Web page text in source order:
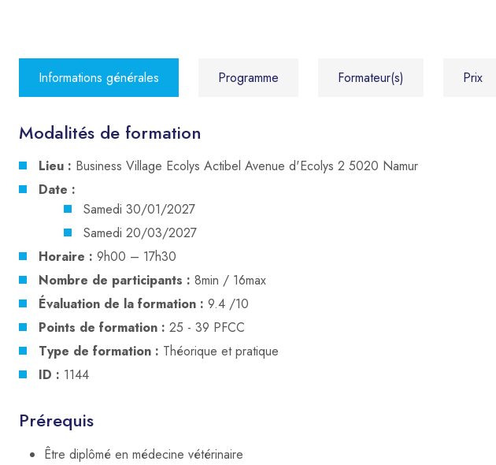
Informations générales Programme Formateur(s) Prix
Modalités de formation
Lieu : Business Village Ecolys Actibel Avenue d'Ecolys 2 5020 Namur
Date :
Samedi 30/01/2027
Samedi 20/03/2027
Horaire : 9h00 – 17h30
Nombre de participants : 8min / 16max
Évaluation de la formation : 9.4 /10
Points de formation : 25 - 39 PFCC
Type de formation : Théorique et pratique
ID : 1144
Prérequis
Être diplômé en médecine vétérinaire